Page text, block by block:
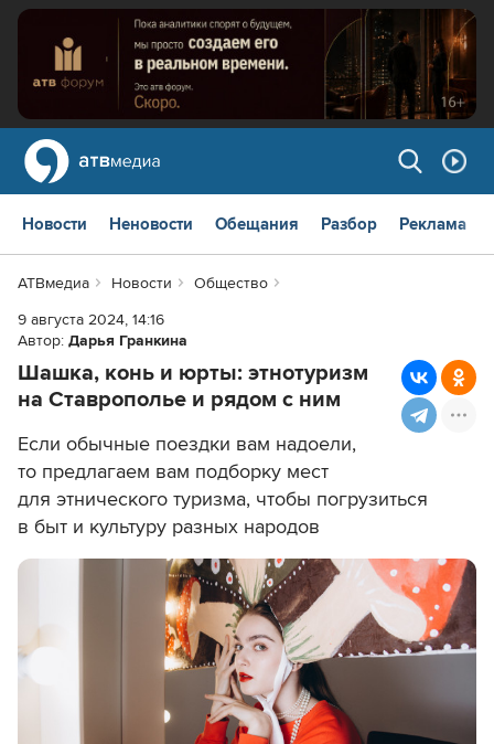
Новости Неновости Обещания Разбор Реклама
АТВмедиа Новости
Общество
9 августа 2024, 14:16
Автор: Дарья Гранкина
Шашка, конь и юрты: этнотуризм
на Ставрополье и рядом с ним
Если обычные поездки вам надоели,
то предлагаем вам подборку мест
для этнического туризма, чтобы погрузиться
в быт и культуру разных народов